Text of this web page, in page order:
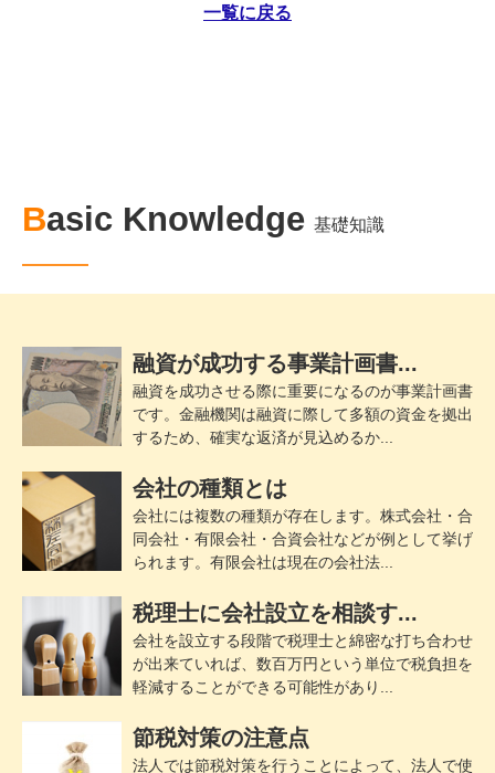
一覧に戻る
Basic Knowledge 基礎知識
融資が成功する事業計画書...
融資を成功させる際に重要になるのが事業計画書
です。金融機関は融資に際して多額の資金を拠出
するため、確実な返済が見込めるか...
会社の種類とは
会社には複数の種類が存在します。株式会社・合
同会社・有限会社・合資会社などが例として挙げ
られます。有限会社は現在の会社法...
税理士に会社設立を相談す...
会社を設立する段階で税理士と綿密な打ち合わせ
が出来ていれば、数百万円という単位で税負担を
軽減することができる可能性があり...
節税対策の注意点
法人では節税対策を行うことによって、法人で使